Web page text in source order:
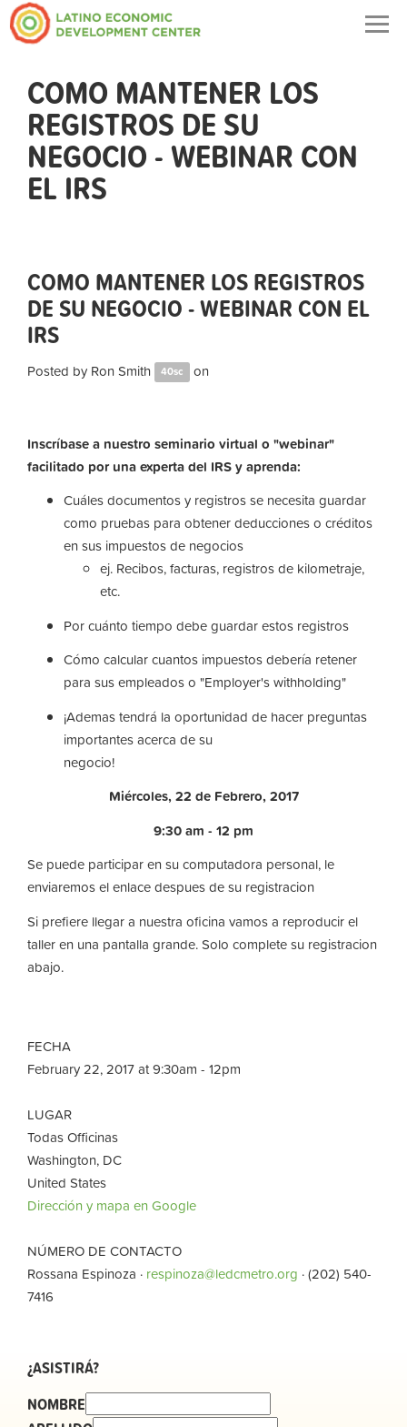
COMO MANTENER LOS
REGISTROS DE SU
NEGOCIO - WEBINAR CON
EL IRS
COMO MANTENER LOS REGISTROS
DE SU NEGOCIO - WEBINAR CON EL
IRS
Posted by Ron Smith 40sc on
Inscríbase a nuestro seminario virtual o "webinar"
facilitado por una experta del IRS y aprenda:
Cuáles documentos y registros se necesita guardar
como pruebas para obtener deducciones o créditos
en sus impuestos de negocios
ej. Recibos, facturas, registros de kilometraje,
etc.
Por cuánto tiempo debe guardar estos registros
Cómo calcular cuantos impuestos debería retener
para sus empleados o "Employer's withholding"
¡Ademas tendrá la oportunidad de hacer preguntas
importantes acerca de su
Miércoles, 22 de Febrero, 2017
9:30 am - 12 pm
Se puede participar en su computadora personal, le
enviaremos el enlace despues de su registracion
Si prefiere llegar a nuestra oficina vamos a reproducir el
taller en una pantalla grande. Solo complete su registracion
abajo.
FECHA
February 22, 2017 at 9:30am - 12pm
LUGAR
Todas Officinas
Washington, DC
United States
Dirección y mapa en Google
NÚMERO DE CONTACTO
Rossana Espinoza · respinoza@ledcmetro.org · (202) 540-
7416
¿ASISTIRÁ?
NOMBRE